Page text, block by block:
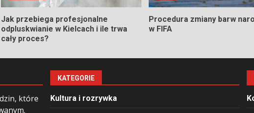
Jak przebiega profesjonalne
odpluskwianie w Kielcach i ile trwa
cały proces?
Procedura zmiany barw
w FIFA
które
KATEGORIE
Kultura i rozrywka